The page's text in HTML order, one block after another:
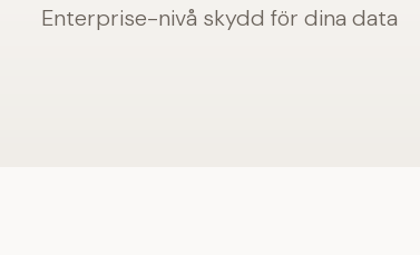
Enterprise-nivå skydd för dina data